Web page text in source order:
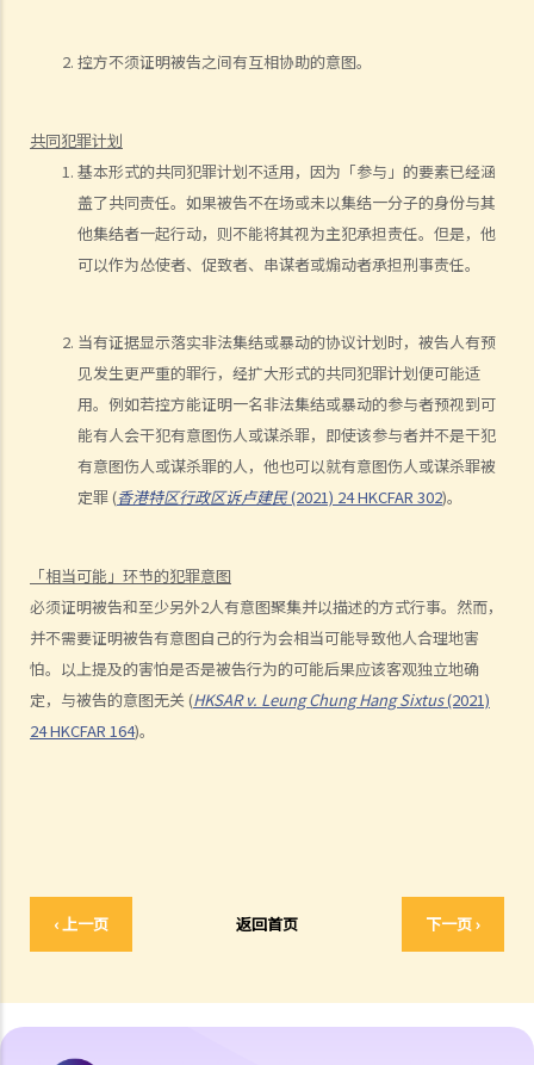
控方不须证明被告之间有互相协助的意图。
共同犯罪计划
基本形式的共同犯罪计划不适用，因为「参与」的要素已经涵
盖了共同责任。如果被告不在场或未以集结一分子的身份与其
他集结者一起行动，则不能将其视为主犯承担责任。但是，他
可以作为怂使者、促致者、串谋者或煽动者承担刑事责任。
当有证据显示落实非法集结或暴动的协议计划时，被告人有预
见发生更严重的罪行，经扩大形式的共同犯罪计划便可能适
用。例如若控方能证明一名非法集结或暴动的参与者预视到可
能有人会干犯有意图伤人或谋杀罪，即使该参与者并不是干犯
有意图伤人或谋杀罪的人，他也可以就有意图伤人或谋杀罪被
定罪 (香港特区行政区诉卢建民(2021) 24 HKCFAR 302)。
「相当可能」环节的犯罪意图
必须证明被告和至少另外2人有意图聚集并以描述的方式行事。然而，
并不需要证明被告有意图自己的行为会相当可能导致他人合理地害
怕。以上提及的害怕是否是被告行为的可能后果应该客观独立地确
定，与被告的意图无关 (HKSAR v. Leung Chung Hang Sixtus(2021)
24 HKCFAR 164)。
‹ 上一页 返回首页 下一页 ›